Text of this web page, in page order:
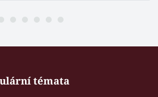
témata